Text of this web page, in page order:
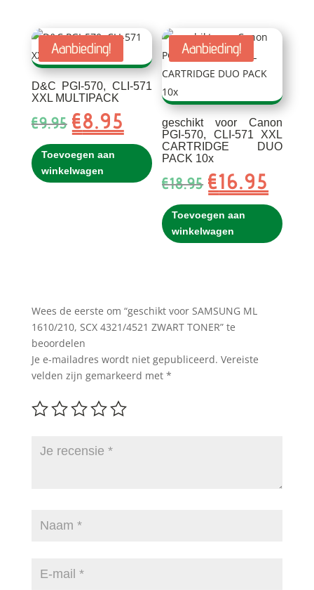
Aanbieding!
D&C PGI-570, CLI-571
XXL MULTIPACK
€9.95 Oorspronkelijke
prijs
was:
€9.95.
€8.95 Huidige
prijs
€8.95.
Toevoegen aan
winkelwagen
Aanbieding!
geschikt voor Canon
PGI-570, CLI-571 XXL
CARTRIDGE DUO
PACK 10x
€18.95 Oorspronkelijke
prijs
was:
€18.95.
€16.95
prijs
is:
€16.95.
Toevoegen aan
winkelwagen
Wees de eerste om “geschikt voor SAMSUNG ML
1610/210, SCX 4321/4521 ZWART TONER” te
beoordelen
Je e-mailadres wordt niet gepubliceerd. Vereiste
velden zijn gemarkeerd met *